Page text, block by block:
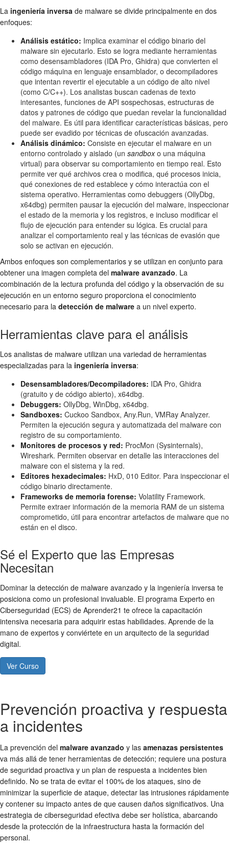
La ingeniería inversa de malware se divide principalmente en dos
enfoques:
Análisis estático: Implica examinar el código binario del
malware sin ejecutarlo. Esto se logra mediante herramientas
como desensambladores (IDA Pro, Ghidra) que convierten el
código máquina en lenguaje ensamblador, o decompiladores
que intentan revertir el ejecutable a un código de alto nivel
(como C/C++). Los analistas buscan cadenas de texto
interesantes, funciones de API sospechosas, estructuras de
datos y patrones de código que puedan revelar la funcionalidad
del malware. Es útil para identificar características básicas, pero
puede ser evadido por técnicas de ofuscación avanzadas.
Análisis dinámico: Consiste en ejecutar el malware en un
entorno controlado y aislado (un sandboxo una máquina
virtual) para observar su comportamiento en tiempo real. Esto
permite ver qué archivos crea o modifica, qué procesos inicia,
qué conexiones de red establece y cómo interactúa con el
sistema operativo. Herramientas como debuggers (OllyDbg,
x64dbg) permiten pausar la ejecución del malware, inspeccionar
el estado de la memoria y los registros, e incluso modificar el
flujo de ejecución para entender su lógica. Es crucial para
analizar el comportamiento real y las técnicas de evasión que
solo se activan en ejecución.
Ambos enfoques son complementarios y se utilizan en conjunto para
obtener una imagen completa del malware avanzado. La
combinación de la lectura profunda del código y la observación de su
ejecución en un entorno seguro proporciona el conocimiento
necesario para la detección de malware a un nivel experto.
Herramientas clave para el análisis
Los analistas de malware utilizan una variedad de herramientas
especializadas para la ingeniería inversa:
Desensambladores/Decompiladores: IDA Pro, Ghidra
(gratuito y de código abierto), x64dbg.
Debuggers: OllyDbg, WinDbg, x64dbg.
Sandboxes: Cuckoo Sandbox, Any.Run, VMRay Analyzer.
Permiten la ejecución segura y automatizada del malware con
registro de su comportamiento.
Monitores de procesos y red: ProcMon (Sysinternals),
Wireshark. Permiten observar en detalle las interacciones del
malware con el sistema y la red.
Editores hexadecimales: HxD, 010 Editor. Para inspeccionar el
código binario directamente.
Frameworks de memoria forense: Volatility Framework.
Permite extraer información de la memoria RAM de un sistema
comprometido, útil para encontrar artefactos de malware que no
están en el disco.
Sé el Experto que las Empresas
Necesitan
Dominar la detección de malware avanzado y la ingeniería inversa te
posiciona como un profesional invaluable. El programa Experto en
Ciberseguridad (ECS) de Aprender21 te ofrece la capacitación
intensiva necesaria para adquirir estas habilidades. Aprende de la
mano de expertos y conviértete en un arquitecto de la seguridad
digital.
Ver Curso
Prevención proactiva y respuesta
a incidentes
La prevención del malware avanzado y las amenazas persistentes
va más allá de tener herramientas de detección; requiere una postura
de seguridad proactiva y un plan de respuesta a incidentes bien
definido. No se trata de evitar el 100% de los ataques, sino de
minimizar la superficie de ataque, detectar las intrusiones rápidamente
y contener su impacto antes de que causen daños significativos. Una
estrategia de ciberseguridad efectiva debe ser holística, abarcando
desde la protección de la infraestructura hasta la formación del
personal.